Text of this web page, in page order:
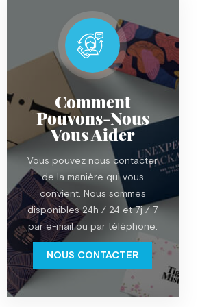
Comment
Pouvons-Nous
Vous Aider
Vous pouvez nous contacter
de la manière qui vous
convient. Nous sommes
disponibles 24h / 24 et 7j / 7
par e-mail ou par téléphone.
NOUS CONTACTER